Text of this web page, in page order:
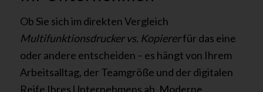
Ob Sie sich im direkten Vergleich
Multifunktionsdrucker vs. Kopiererfür das eine
oder andere entscheiden – es hängt von Ihrem
Arbeitsalltag, der Teamgröße und der digitalen
Reife Ihres Unternehmens ab. Moderne